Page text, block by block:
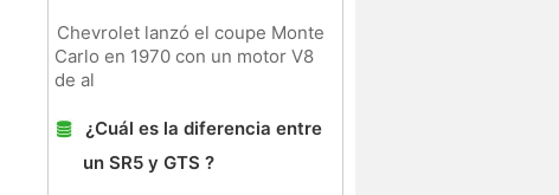
Chevrolet lanzó el coupe Monte
Carlo en 1970 con un motor V8
de al
¿Cuál es la diferencia entre
un SR5 y GTS ?